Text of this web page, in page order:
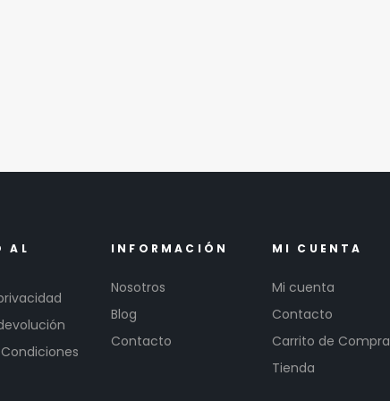
AL INFORMACIÓN
Nosotros
Blog
Contacto
MI CUENTA
Mi cuenta
Contacto
Carrito de Compra
Tienda